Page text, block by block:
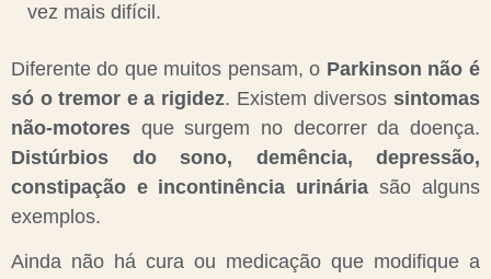
vez mais difícil.
Diferente do que muitos pensam, o Parkinson não é
só o tremor e a rigidez. Existem diversos sintomas
não-motores que surgem no decorrer da doença.
Distúrbios do sono, demência, depressão,
constipação e incontinência urinária são alguns
exemplos.
Ainda não há cura ou medicação que modifique a